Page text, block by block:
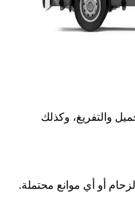
والتفريغ، وكذلك
أو أي موانع محتملة.